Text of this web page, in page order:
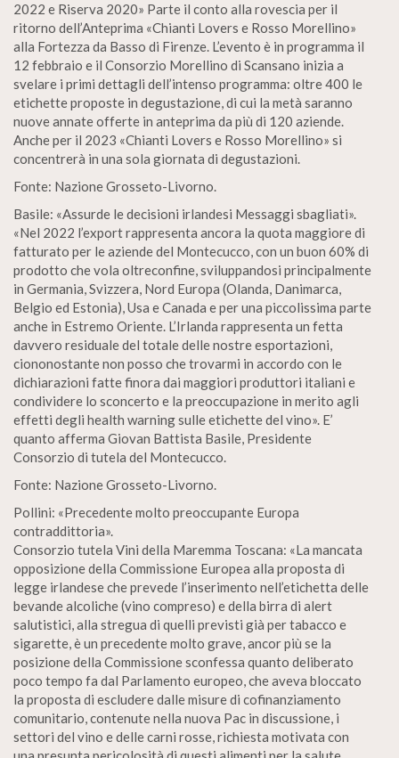
2022 e Riserva 2020» Parte il conto alla rovescia per il
ritorno dell’Anteprima «Chianti Lovers e Rosso Morellino»
alla Fortezza da Basso di Firenze. L’evento è in programma il
12 febbraio e il Consorzio Morellino di Scansano inizia a
svelare i primi dettagli dell’intenso programma: oltre 400 le
etichette proposte in degustazione, di cui la metà saranno
nuove annate offerte in anteprima da più di 120 aziende.
Anche per il 2023 «Chianti Lovers e Rosso Morellino» si
concentrerà in una sola giornata di degustazioni.
Fonte: Nazione Grosseto-Livorno.
Basile: «Assurde le decisioni irlandesi Messaggi sbagliati».
«Nel 2022 l’export rappresenta ancora la quota maggiore di
fatturato per le aziende del Montecucco, con un buon 60% di
prodotto che vola oltreconfine, sviluppandosi principalmente
in Germania, Svizzera, Nord Europa (Olanda, Danimarca,
Belgio ed Estonia), Usa e Canada e per una piccolissima parte
anche in Estremo Oriente. L’Irlanda rappresenta un fetta
davvero residuale del totale delle nostre esportazioni,
ciononostante non posso che trovarmi in accordo con le
dichiarazioni fatte finora dai maggiori produttori italiani e
condividere lo sconcerto e la preoccupazione in merito agli
effetti degli health warning sulle etichette del vino». E’
quanto afferma Giovan Battista Basile, Presidente
Consorzio di tutela del Montecucco.
Fonte: Nazione Grosseto-Livorno.
Pollini: «Precedente molto preoccupante Europa
contraddittoria».
Consorzio tutela Vini della Maremma Toscana: «La mancata
opposizione della Commissione Europea alla proposta di
legge irlandese che prevede l’inserimento nell’etichetta delle
bevande alcoliche (vino compreso) e della birra di alert
salutistici, alla stregua di quelli previsti già per tabacco e
sigarette, è un precedente molto grave, ancor più se la
posizione della Commissione sconfessa quanto deliberato
poco tempo fa dal Parlamento europeo, che aveva bloccato
la proposta di escludere dalle misure di cofinanziamento
comunitario, contenute nella nuova Pac in discussione, i
settori del vino e delle carni rosse, richiesta motivata con